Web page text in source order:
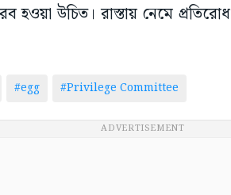
হওয়া উচিত। রাস্তায় নেমে
#egg #Privilege Committee
ADVERTISEMENT